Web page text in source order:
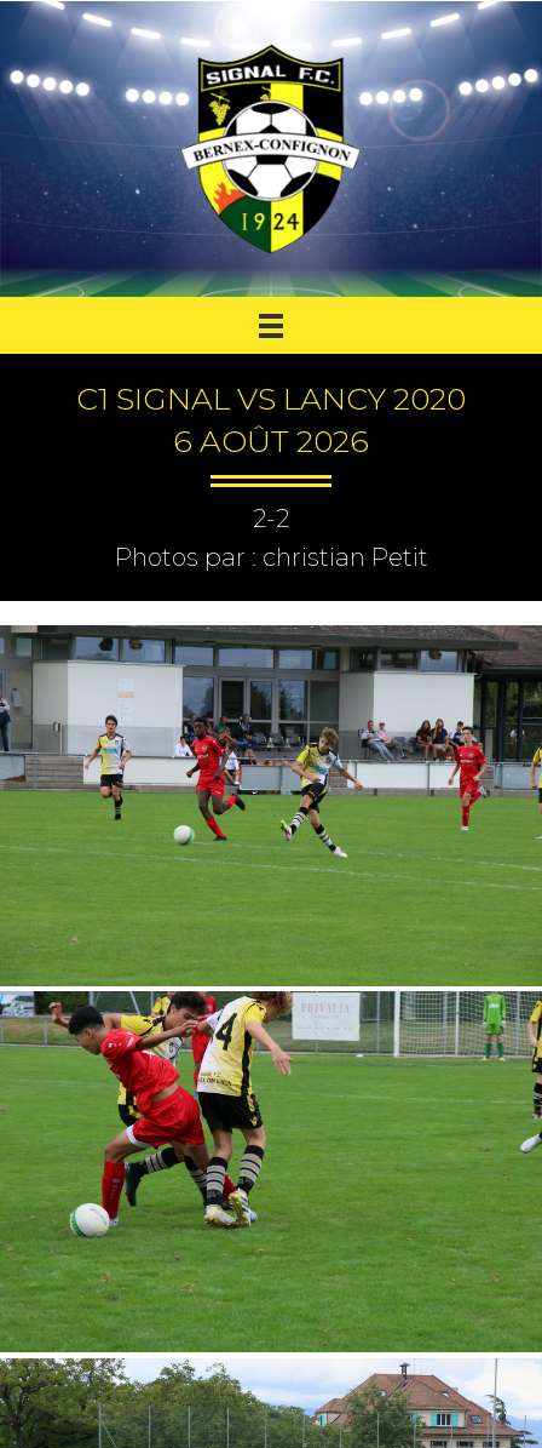
C1 SIGNAL VS LANCY 2020
6 AOÛT 2026
2-2
Photos par : christian Petit